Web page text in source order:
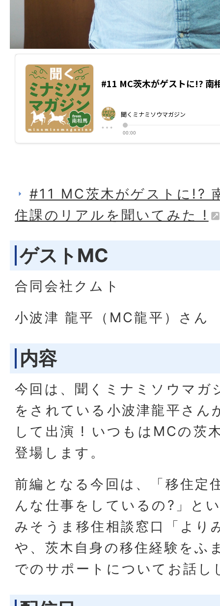
#11 MC茨木がゲストに!?
住課のリアルを聞いてみた !
ゲストMC
合同会社クムト
小波津 龍平（MC龍平）さん
内容
今回は、聞くミナミソウマガ
をされている小波津龍平さん
して出演 ! いつもはMCの茨
登場します。
前編となる今回は、「移住定
んな仕事をしているの?」と
みそうま移住相談窓口「より
や、茨木自身の移住経験をふ
でのサポートについてお話し